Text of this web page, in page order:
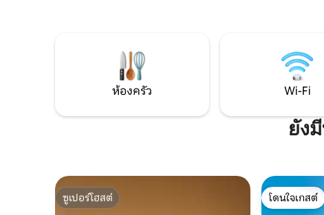
จากเมตซ์ 30
40 นาทีจากอ
ห้องครัว Wi-Fi
ยัง
ซูเปอร์โฮสต์
ซูเปอร์โฮสต์
โดนใจเกสต์
โดนใจเกสต์